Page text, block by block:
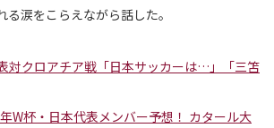
る涙をこらえながら話した。
対クロアチア戦「日本サッカーは…」「三笘
W杯・日本代表メンバー予想！ カタール大